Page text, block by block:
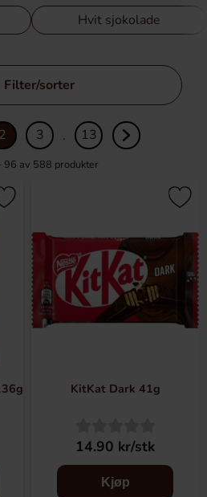
Hvit sjokolade
Filter/sorter
2 3 . 13
96 av 588 produkter
KitKat Dark 41g
14.90 kr/stk
Kjøp